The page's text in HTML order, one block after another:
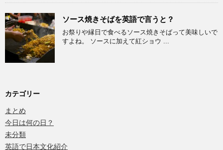
ソース焼きそばを英語で言うと？
お祭りや縁日で食べるソース焼きそばって美味しいで
すよね。 ソースに加えて紅ショウ ...
カテゴリー
まとめ
今日は何の日？
未分類
英語で日本文化紹介